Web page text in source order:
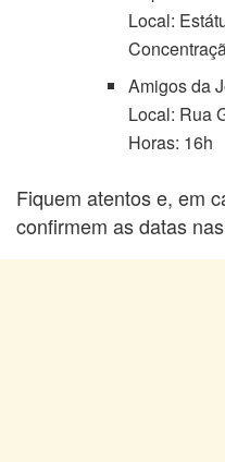
Local:
Amigos da
Local: Rua
Horas: 16h
Fiquem atentos e, em
confirmem as datas